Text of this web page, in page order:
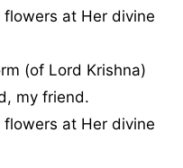
at Her divine
(of Lord Krishna)
my friend.
at Her divine